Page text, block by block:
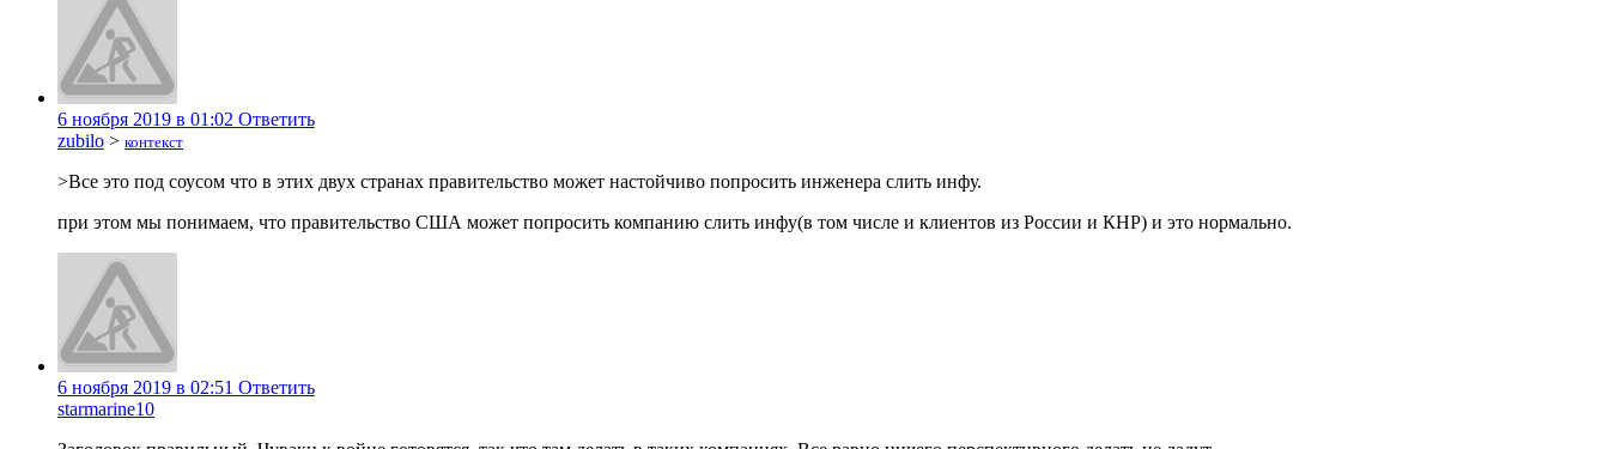
6 ноября 2019 в 01:02 Ответить
zubilo > контекст
>Все это под соусом что в этих двух странах правительство может настойчиво попросить инженера слить инфу.
при этом мы понимаем, что правительство США может попросить компанию слить инфу(в том числе и клиентов из России и КНР) и это нормально.
6 ноября 2019 в 02:51 Ответить
starmarine10